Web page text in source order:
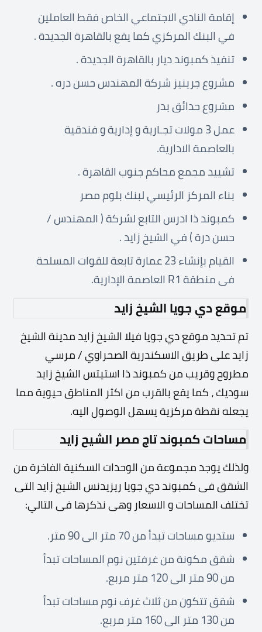
إقامة النادي الاجتماعي الخاص فقط العاملين
في البنك المركزي كما يقع بالقاهرة الجديدة .
تنفيذ كمبوند ديار بالقاهرة الجديدة .
مشروع جرينيز شركة المهندس حسن دره .
مشروع حدائق بدر
عمل 3 مولات تجـارية و إدارية و فندقية
بالعاصمة الادارية.
تشييد مجمع محاكم جنوب القاهرة .
بناء المركز الرئيسي لبنك بلوم مصر
كمبوند ذا ادرس التابع لشركة ( المهندس /
حسن درة ) في الشيخ زايد .
القيام بإنشاء 23 عمارة تابعة للقوات المسلحة
فى منطقة R1 العاصمة الإدارية.
موقع دي جويا الشيخ زايد
تم تحديد موقع دي جويا فيلا الشيخ زايد مدينة الشيخ
زايد على طريق الاسكندرية الصحراوي / مرسي
مطروح وقريب من كمبوند ذا استيتس الشيخ زايد
سوديك ، كما يقع بالقرب من اكثر المناطق حيوية مما
يجعله نقطة مركزية يسهل الوصول اليه.
مساحات كمبوند تاج مصر الشيح زايد
ولذلك يوجد مجموعة من الوحدات السكنية الفاخرة من
الشقق فى كمبوند دي جويا ريزيدنس الشيخ زايد التى
تختلف المساحات و الاسعار وهى نذكرها فى التالي:
ستديو مساحات تبدأ من 70 متر الى 90 متر.
شقق مكونة من غرفتين نوم المساحات تبدأ
من 90 متر الى 120 متر مربع.
شقق تتكون من ثلاث غرف نوم مساحات تبدأ
من 130 متر الى 160 متر مربع.